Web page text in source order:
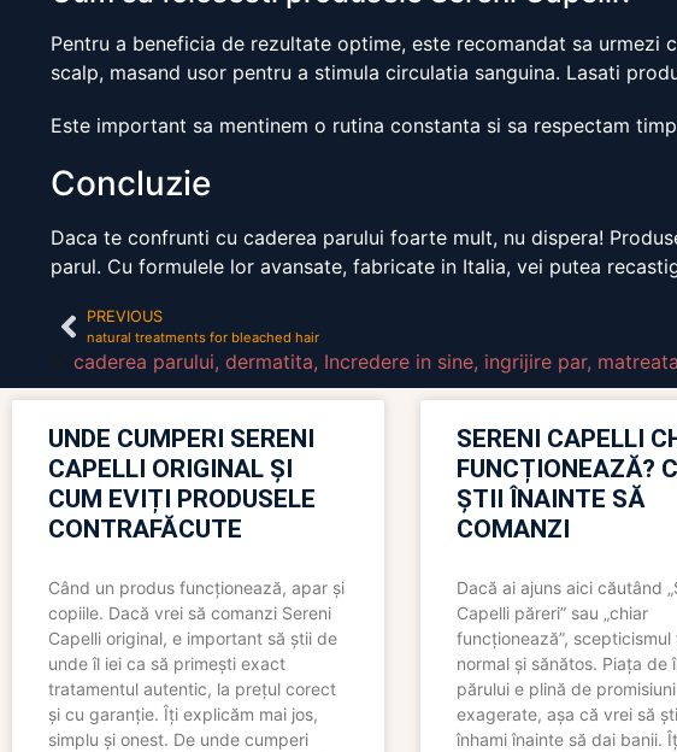
Pentru a beneficia de rezultate optime, este recomandat sa
scalp, masand usor pentru a stimula circulatia sanguina. Lasati
Este important sa mentinem o rutina constanta si sa respectam
Concluzie
Daca te confrunti cu caderea parului foarte mult, nu dispera!
parul. Cu formulele lor avansate, fabricate in Italia, vei putea
PREVIOUS
natural treatments for bleached hair
caderea parului, dermatita, Incredere in sine, ingrijire par, matreata
UNDE CUMPERI SERENI
CAPELLI ORIGINAL ȘI
CUM EVIȚI PRODUSELE
CONTRAFĂCUTE
Când un produs funcționează, apar și
copiile. Dacă vrei să comanzi Sereni
Capelli original, e important să știi de
unde îl iei ca să primești exact
tratamentul autentic, la prețul corect
și cu garanție. Îți explicăm mai jos,
simplu și onest. De unde cumperi
SERENI CAPELLI
FUNCȚIONEAZĂ?
ȘTII ÎNAINTE SĂ
COMANZI
Dacă ai ajuns aici căutând
Capelli păreri” sau „chiar
funcționează”, scepticismul
normal și sănătos. Piața de
părului e plină de promisiuni
exagerate, așa că vrei să
înhami înainte să dai banii.